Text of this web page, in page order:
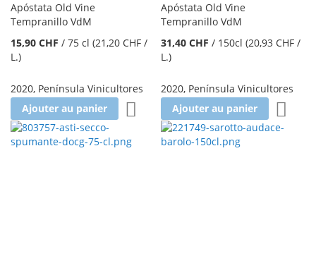
Apóstata Old Vine
Tempranillo VdM
15,90 CHF / 75 cl (21,20 CHF /
L.)
2020, Península Vinicultores
Ajouter au panier
Ajouter à la liste d'achats
Apóstata Old Vine
Tempranillo VdM
31,40 CHF / 150cl (20,93 CHF /
L.)
2020, Península Vinicultores
Ajouter au panier